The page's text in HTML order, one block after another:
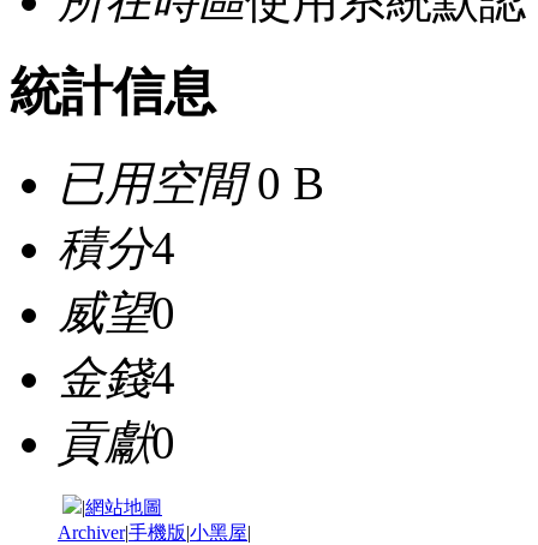
統計信息
已用空間0 B
積分4
威望0
金錢4
貢獻0
|網站地圖
Archiver|手機版|小黑屋|